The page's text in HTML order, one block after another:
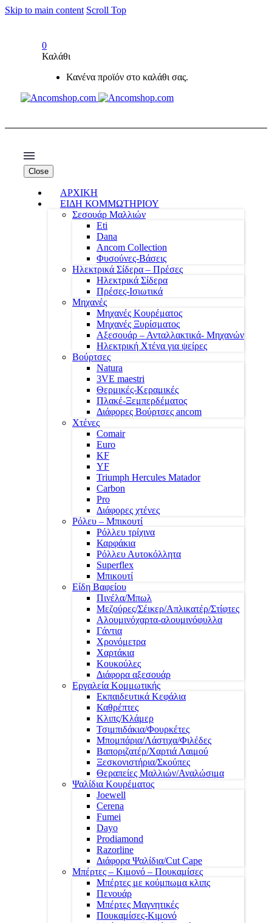
Skip to main content Scroll Top
0
Καλάθι
Κανένα προϊόν στο καλάθι σας.
Close
ΑΡΧΙΚΗ
ΕΙΔΗ ΚΟΜΜΩΤΗΡΙΟΥ
Σεσουάρ Μαλλιών
Eti
Dana
Ancom Collection
Φυσούνες-Βάσεις
Ηλεκτρικά Σίδερα – Πρέσες
Ηλεκτρικά Σίδερα
Πρέσες-Ισιωτικά
Μηχανές
Μηχανές Κουρέματος
Μηχανές Ξυρίσματος
Αξεσουάρ – Ανταλλακτικά- Μηχανών
Ηλεκτρική Χτένα για ψείρες
Βούρτσες
Natura
3VE maestri
Θερμικές-Κεραμικές
Πλακέ-Ξεμπερδέματος
Διάφορες Βούρτσες ancom
Χτένες
Comair
Euro
KF
YF
Triumph Hercules Matador
Carbon
Pro
Διάφορες χτένες
Ρόλευ – Μπικουτί
Ρόλλευ τρίχινα
Καρφάκια
Ρόλλευ Αυτοκόλλητα
Superflex
Μπικουτί
Είδη Βαφείου
Πινέλα/Μπωλ
Μεζούρες/Σέικερ/Απλικατέρ/Στίφτες
Αλουμινόχαρτα-αλουμινόφυλλα
Γάντια
Χρονόμετρα
Χαρτάκια
Κουκούλες
Διάφορα αξεσουάρ
Εργαλεία Κομμωτικής
Εκπαιδευτικά Κεφάλια
Καθρέπτες
Κλιπς/Κλάμερ
Τσιμπιδάκια/Φουρκέτες
Μπομπάρια/Λάστιχα/Φιλέδες
Βαποριζατέρ/Χαρτιά Λαιμού
Ξεσκονιστήρια/Σκούπες
Θεραπείες Μαλλιών/Αναλώσιμα
Ψαλίδια Κουρέματος
Joewell
Cerena
Fumei
Dayo
Prodiamond
Razorline
Διάφορα Ψαλίδια/Cut Cape
Μπέρτες – Κιμονό – Πουκαμίσες
Μπέρτες με κούμπωμα κλιπς
Πενουάρ
Μπέρτες Μαγνητικές
Πουκαμίσες-Κιμονό